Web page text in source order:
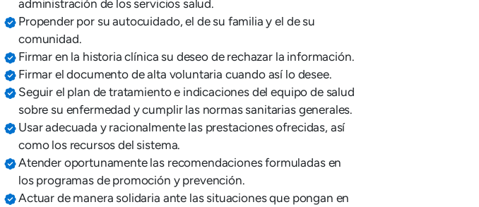
administración de los servicios salud.
Propender por su autocuidado, el de su familia y el de su
comunidad.
Firmar en la historia clínica su deseo de rechazar la información.
Firmar el documento de alta voluntaria cuando así lo desee.
Seguir el plan de tratamiento e indicaciones del equipo de salud
sobre su enfermedad y cumplir las normas sanitarias generales.
Usar adecuada y racionalmente las prestaciones ofrecidas, así
como los recursos del sistema.
Atender oportunamente las recomendaciones formuladas en
los programas de promoción y prevención.
Actuar de manera solidaria ante las situaciones que pongan en